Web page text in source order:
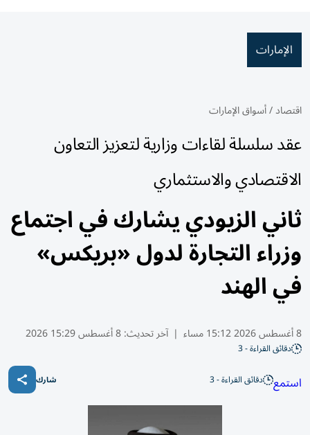
الإمارات
اقتصاد/أسواق الإمارات
عقد سلسلة لقاءات وزارية لتعزيز التعاون
الاقتصادي والاستثماري
ثاني الزيودي يشارك في اجتماع
وزراء التجارة لدول «بريكس»
في الهند
8 أغسطس 2026 15:12 مساء | آخر تحديث:8 أغسطس 15:29 2026
دقائق القراءة - 3
استمع دقائق القراءة - 3 شارك